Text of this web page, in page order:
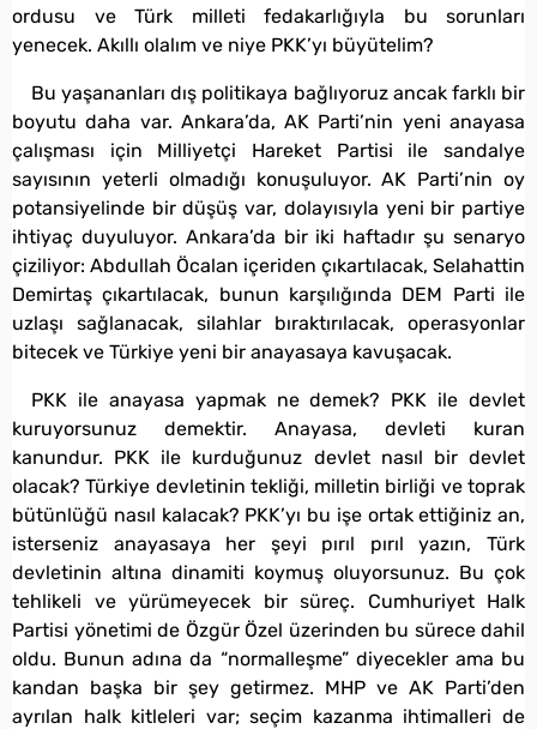
ordusu ve Türk milleti fedakarlığıyla bu sorunları
yenecek. Akıllı olalım ve niye PKK’yı büyütelim?
Bu yaşananları dış politikaya bağlıyoruz ancak farklı bir
boyutu daha var. Ankara’da, AK Parti’nin yeni anayasa
çalışması için Milliyetçi Hareket Partisi ile sandalye
sayısının yeterli olmadığı konuşuluyor. AK Parti’nin oy
potansiyelinde bir düşüş var, dolayısıyla yeni bir partiye
ihtiyaç duyuluyor. Ankara’da bir iki haftadır şu senaryo
çiziliyor: Abdullah Öcalan içeriden çıkartılacak, Selahattin
Demirtaş çıkartılacak, bunun karşılığında DEM Parti ile
uzlaşı sağlanacak, silahlar bıraktırılacak, operasyonlar
bitecek ve Türkiye yeni bir anayasaya kavuşacak.
PKK ile anayasa yapmak ne demek? PKK ile devlet
kuruyorsunuz demektir. Anayasa, devleti kuran
kanundur. PKK ile kurduğunuz devlet nasıl bir devlet
olacak? Türkiye devletinin tekliği, milletin birliği ve toprak
bütünlüğü nasıl kalacak? PKK’yı bu işe ortak ettiğiniz an,
isterseniz anayasaya her şeyi pırıl pırıl yazın, Türk
devletinin altına dinamiti koymuş oluyorsunuz. Bu çok
tehlikeli ve yürümeyecek bir süreç. Cumhuriyet Halk
Partisi yönetimi de Özgür Özel üzerinden bu sürece dahil
oldu. Bunun adına da “normalleşme” diyecekler ama bu
kandan başka bir şey getirmez. MHP ve AK Parti’den
ayrılan halk kitleleri var; seçim kazanma ihtimalleri de